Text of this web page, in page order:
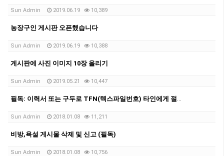
Sun Admin 2019.06.19 10,389
농장구인 게시판 오픈했습니다
Sun Admin 2019.06.19 10,388
게시판에 사진 이미지 10장 올리기
Sun Admin 2019.05.21 10,447
필독: 이력서 또는 구두로 TFN(텍스파일번호) 타인에게 절대 제공하지 않도록 주의요망
Sun Admin 2018.01.08 11,211
비방,욕설 게시물 삭제 및 신고 (필독)
Sun Admin 2018.01.08 10,756